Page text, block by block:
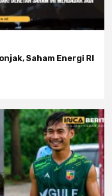
Saham Energi RI